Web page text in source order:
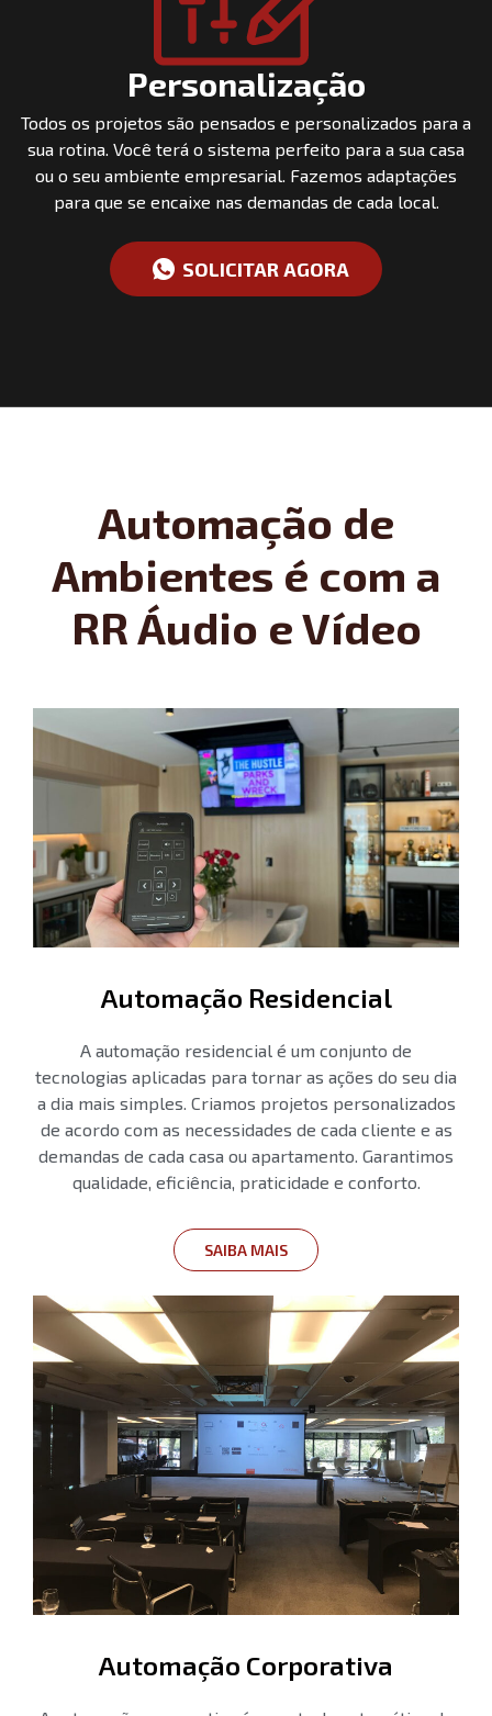
Personalização
Todos os projetos são pensados e personalizados para a
sua rotina. Você terá o sistema perfeito para a sua casa
ou o seu ambiente empresarial. Fazemos adaptações
para que se encaixe nas demandas de cada local.
SOLICITAR AGORA
Automação de
Ambientes é com a
RR Áudio e Vídeo
Automação Residencial
A automação residencial é um conjunto de
tecnologias aplicadas para tornar as ações do seu dia
a dia mais simples. Criamos projetos personalizados
de acordo com as necessidades de cada cliente e as
demandas de cada casa ou apartamento. Garantimos
qualidade, eficiência, praticidade e conforto.
SAIBA MAIS
Automação Corporativa